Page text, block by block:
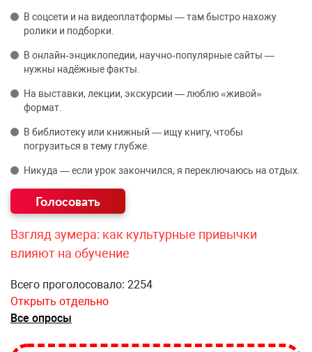
В соцсети и на видеоплатформы — там быстро нахожу
ролики и подборки.
В онлайн‑энциклопедии, научно‑популярные сайты —
нужны надёжные факты.
На выставки, лекции, экскурсии — люблю «живой»
формат.
В библиотеку или книжный — ищу книгу, чтобы
погрузиться в тему глубже.
Никуда — если урок закончился, я переключаюсь на отдых.
Взгляд зумера: как культурные привычки
влияют на обучение
Всего проголосовало: 2254
Открыть отдельно
Все опросы